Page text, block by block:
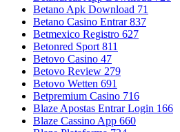
Betano Apk Download 71
Betano Casino Entrar 837
Betmexico Registro 627
Betonred Sport 811
Betovo Casino 47
Betovo Review 279
Betovo Wetten 691
Betpremium Casino 716
Blaze Apostas Entrar Login 166
Blaze Cassino App 660